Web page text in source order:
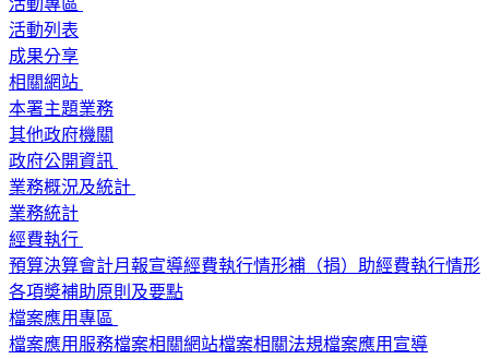
活動列表
成果分享
相關網站
本署主題業務
其他政府機關
政府公開資訊
業務概況及統計
業務統計
經費執行
預算決算會計月報宣導經費執行情形補（捐）助經費執行情形
各項奬補助原則及要點
檔案應用專區
檔案應用服務檔案相關網站檔案相關法規檔案應用宣導